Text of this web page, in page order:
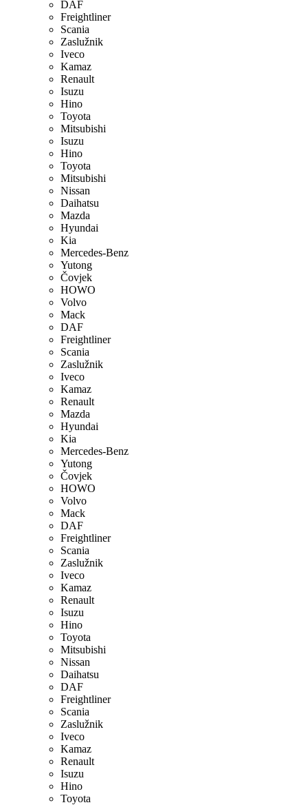
DAF
Freightliner
Scania
Zaslužnik
Iveco
Kamaz
Renault
Isuzu
Hino
Toyota
Mitsubishi
Isuzu
Hino
Toyota
Mitsubishi
Nissan
Daihatsu
Mazda
Hyundai
Kia
Mercedes-Benz
Yutong
Čovjek
HOWO
Volvo
Mack
DAF
Freightliner
Scania
Zaslužnik
Iveco
Kamaz
Renault
Mazda
Hyundai
Kia
Mercedes-Benz
Yutong
Čovjek
HOWO
Volvo
Mack
DAF
Freightliner
Scania
Zaslužnik
Iveco
Kamaz
Renault
Isuzu
Hino
Toyota
Mitsubishi
Nissan
Daihatsu
DAF
Freightliner
Scania
Zaslužnik
Iveco
Kamaz
Renault
Isuzu
Hino
Toyota